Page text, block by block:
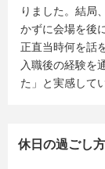
りました。結局
かずに会場を後
正直当時何を話
入職後の経験を
た」と実感して
休日の過ごし方